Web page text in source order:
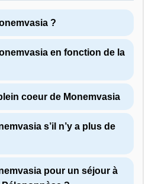
?
en fonction de la
coeur de Monemvasia
s’il n’y a plus de
pour un séjour à